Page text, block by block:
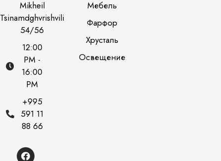
Mikheil
Tsinamdghvrishvili
54/56
12:00
PM -
16:00
PM
+995
591 11
88 66
Мебель
Фарфор
Хрусталь
Освещение